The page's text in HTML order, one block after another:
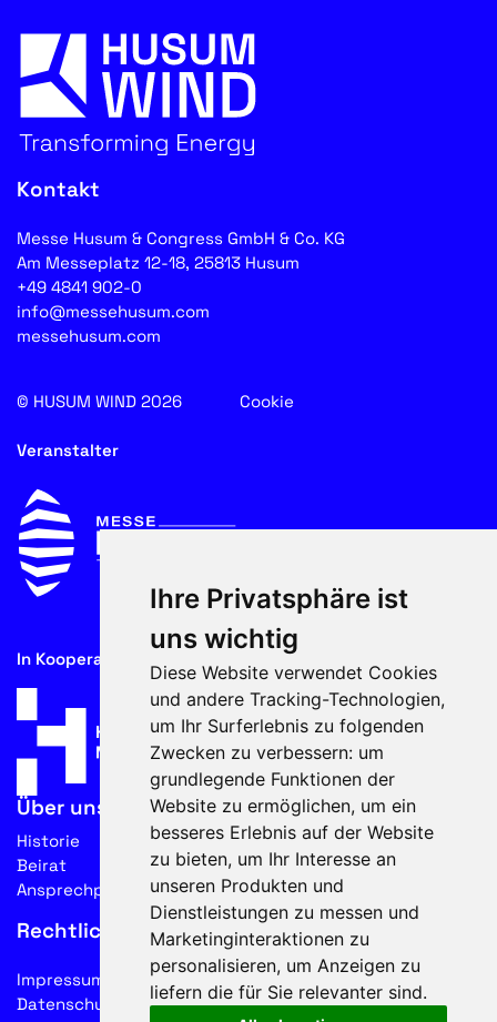
Ihre Privatsphäre ist
uns wichtig
Diese Website verwendet Cookies
und andere Tracking-Technologien,
um Ihr Surferlebnis zu folgenden
Zwecken zu verbessern: um
grundlegende Funktionen der
Website zu ermöglichen, um ein
besseres Erlebnis auf der Website
zu bieten, um Ihr Interesse an
unseren Produkten und
Dienstleistungen zu messen und
Marketinginteraktionen zu
personalisieren, um Anzeigen zu
liefern die für Sie relevanter sind.
Kontakt
Messe Husum & Congress GmbH & Co. KG
Am Messeplatz 12-18, 25813 Husum
+49 4841 902-0
info@messehusum.com
messehusum.com
© HUSUM WIND 2026 Cookie
Veranstalter
In Kooperation mit
Über uns
Historie
Beirat
Ansprechpartner
Rechtliches
Impressum
Datenschutz